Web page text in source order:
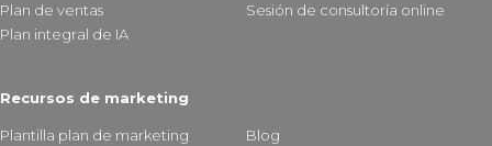
Plan de ventas
Plan integral de IA
Sesión de consultoría online
Recursos de marketing
Plantilla plan de marketing
Blog